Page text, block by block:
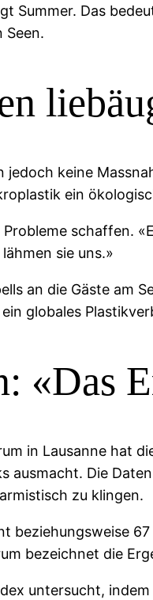
Summer. Das
Seen.
keine
ein
schaffen.
sie uns.»
an die Gäste am
globales
«Das
in Lausanne hat
ausmacht. Die
zu klingen.
beziehungsweise
bezeichnet die
untersucht,